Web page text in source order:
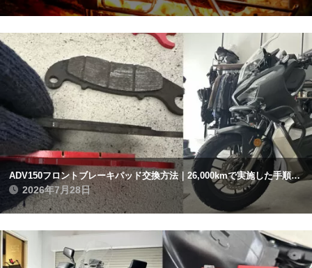
ADV150フロントブレーキパッド交換方法｜26,000kmで実施した手順と注意点まとめ
2026年7月28日